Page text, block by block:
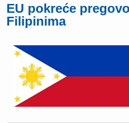
EU pokreće
Filipinima